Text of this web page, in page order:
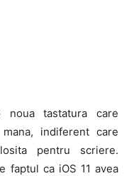
tastatura care
indiferent care
pentru scriere.
faptul ca iOS 11 avea